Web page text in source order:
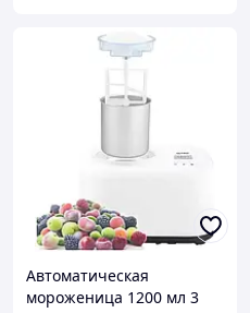
Автоматическая
мороженица 1200 мл 3